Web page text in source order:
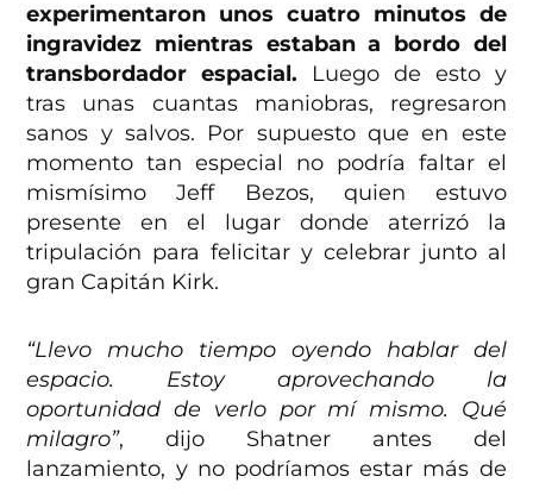
experimentaron unos cuatro minutos de
ingravidez mientras estaban a bordo del
transbordador espacial. Luego de esto y
tras unas cuantas maniobras, regresaron
sanos y salvos. Por supuesto que en este
momento tan especial no podría faltar el
mismísimo Jeff Bezos, quien estuvo
presente en el lugar donde aterrizó la
tripulación para felicitar y celebrar junto al
gran Capitán Kirk.
“Llevo mucho tiempo oyendo hablar del
espacio. Estoy aprovechando la
oportunidad de verlo por mí mismo. Qué
milagro”, dijo Shatner antes del
lanzamiento, y no podríamos estar más de